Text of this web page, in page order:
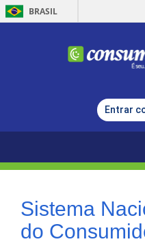
BRASIL
Entrar
Sistema
do